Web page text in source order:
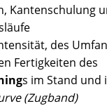
Kantenschulung
des
Fertigkeiten des
s im Stand und
(Zugband)